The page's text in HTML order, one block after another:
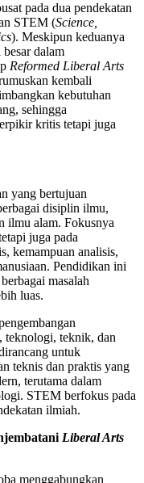
pada dua pendekatan
STEM (Science,
). Meskipun keduanya
dalam
Reformed Liberal Arts
kembali
kebutuhan
sehingga
kritis tetapi juga
yang bertujuan
disiplin ilmu,
ilmu alam. Fokusnya
juga pada
kemampuan analisis,
Pendidikan ini
masalah
luas.
teknologi, teknik, dan
untuk
teknis dan praktis yang
terutama dalam
STEM berfokus pada
ilmiah.
Liberal Arts
menggabungkan